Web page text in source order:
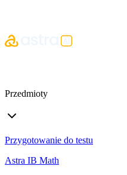
Przedmioty
Przygotowanie do testu
Astra IB Math